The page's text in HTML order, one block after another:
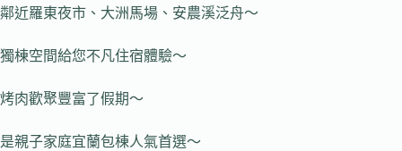
鄰近羅東夜市、大洲馬場、安農溪泛舟～
獨棟空間給您不凡住宿體驗～
烤肉歡聚豐富了假期～
是親子家庭宜蘭包棟人氣首選～